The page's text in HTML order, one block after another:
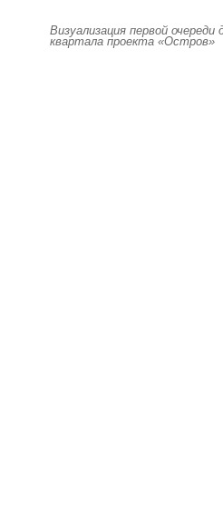
Визуализация первой очереди
квартала проекта «Остров»